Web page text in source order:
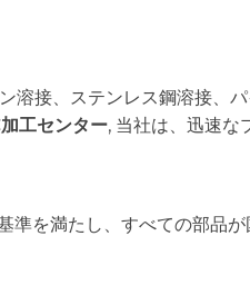
溶接、ステンレス鋼溶接、
工センター, 当社は、迅速な
準を満たし、すべての部品